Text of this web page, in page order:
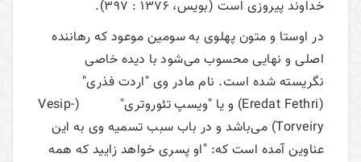
خداوند پیروزی است (بویس، 1376 : 397).
در اوستا و متون پهلوی به سومین موعود که رهاننده
اصلی و نهایی محسوب می‌شود با دیده خاصی
نگریسته شده است. نام مادر وی "اردت فذری"
(Eredat Fethri) و یا "ویسپ تئوروتری" (Vesip-
Torveiry) می‌باشد و در باب سبب تسمیه وی به این
عناوین آمده است که: "او پسری خواهد زایید که همه